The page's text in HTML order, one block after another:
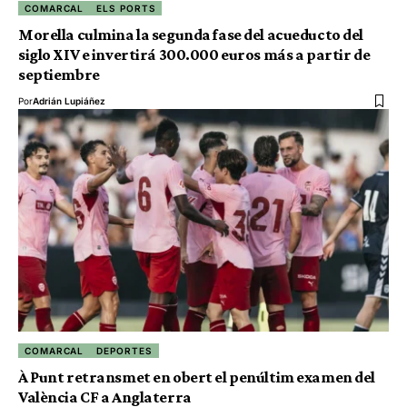
COMARCAL ELS PORTS
Morella culmina la segunda fase del acueducto del
siglo XIV e invertirá 300.000 euros más a partir de
septiembre
PorAdrián Lupiáñez
COMARCAL DEPORTES
À Punt retransmet en obert el penúltim examen del
València CF a Anglaterra